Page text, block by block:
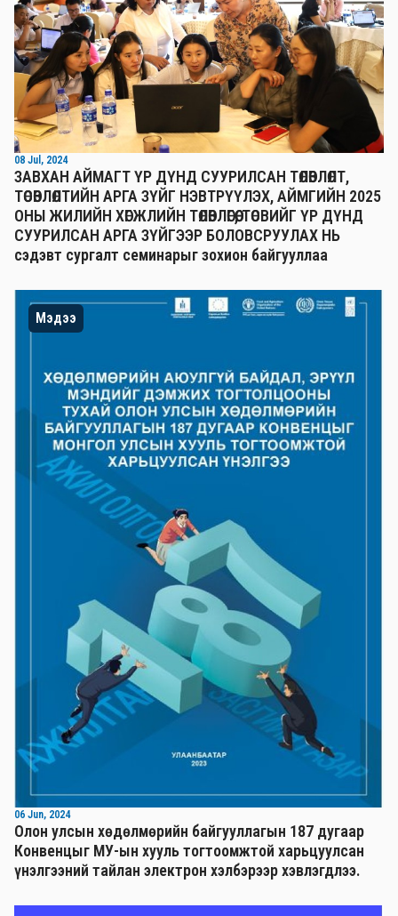
08 Jul, 2024
ЗАВХАН АЙМАГТ ҮР ДҮНД СУУРИЛСАН ТӨЛӨВЛӨЛТ,
ТӨСӨВЛӨЛТИЙН АРГА ЗҮЙГ НЭВТРҮҮЛЭХ, АЙМГИЙН 2025
ОНЫ ЖИЛИЙН ХӨГЖЛИЙН ТӨЛӨВЛӨГӨӨ, ТӨСВИЙГ ҮР ДҮНД
СУУРИЛСАН АРГА ЗҮЙГЭЭР БОЛОВСРУУЛАХ НЬ
сэдэвт сургалт семинарыг зохион байгууллаа
Мэдээ
06 Jun, 2024
Олон улсын хөдөлмөрийн байгууллагын 187 дугаар
Конвенцыг МУ-ын хууль тогтоомжтой харьцуулсан
үнэлгээний тайлан электрон хэлбэрээр хэвлэгдлээ.